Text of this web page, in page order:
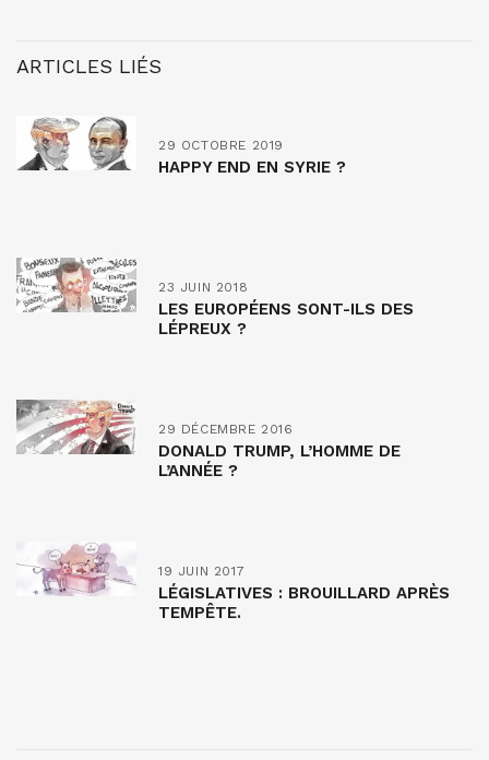
ARTICLES LIÉS
29 OCTOBRE 2019
HAPPY END EN SYRIE ?
23 JUIN 2018
LES EUROPÉENS SONT-ILS DES
LÉPREUX ?
29 DÉCEMBRE 2016
DONALD TRUMP, L’HOMME DE
L’ANNÉE ?
19 JUIN 2017
LÉGISLATIVES : BROUILLARD APRÈS
TEMPÊTE.